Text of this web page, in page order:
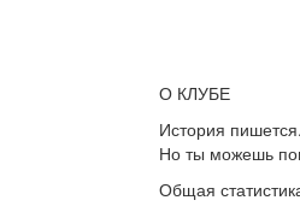
О КЛУБЕ
История
Но ты можешь
Общая